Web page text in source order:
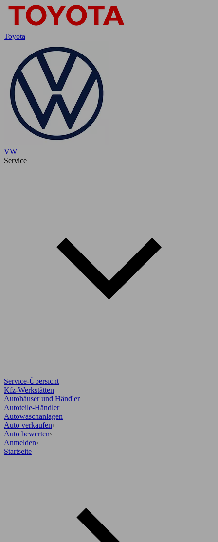
Toyota
VW
Service
Service-Übersicht
Kfz-Werkstätten
Autohäuser und Händler
Autoteile-Händler
Autowaschanlagen
Auto verkaufen›
Auto bewerten›
Anmelden›
Startseite